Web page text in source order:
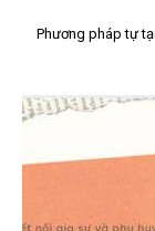
Phương pháp tự